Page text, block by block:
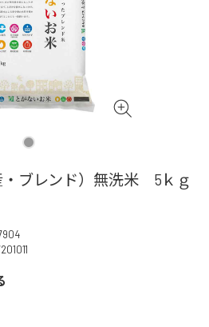
・ブレンド）無洗米 5ｋｇ